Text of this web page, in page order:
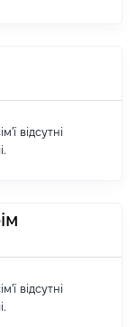
відсутні
відсутні